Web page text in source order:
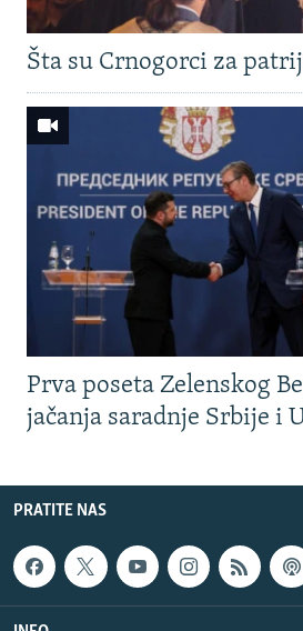
Šta su Crnogorci za
Prva poseta Zelenskog
jačanja saradnje Srbije i
PRATITE NAS